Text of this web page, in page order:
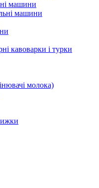
машини
машини
кавоварки і турки
молока)